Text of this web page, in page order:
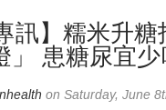
訊】糯米升
」 患糖尿宜
on Saturday, June